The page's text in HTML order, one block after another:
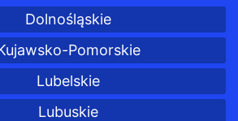
Dolnośląskie
Pomorskie
Lubelskie
Lubuskie